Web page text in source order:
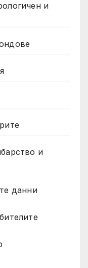
и
и
данни